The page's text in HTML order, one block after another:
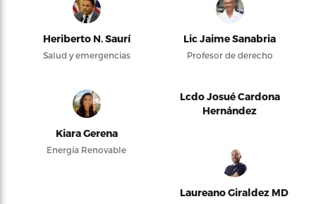
Heriberto N. Saurí
Salud y emergencias
Lic Jaime Sanabria
Profesor de derecho
Kiara Gerena
Energía Renovable
Lcdo Josué Cardona
Hernández
Laureano Giraldez MD